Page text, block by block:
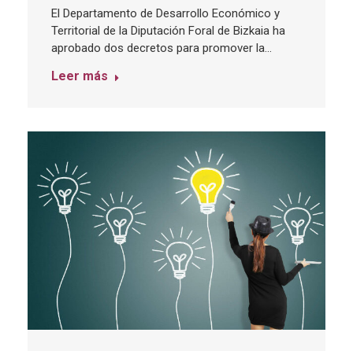
El Departamento de Desarrollo Económico y
Territorial de la Diputación Foral de Bizkaia ha
aprobado dos decretos para promover la…
Leer más